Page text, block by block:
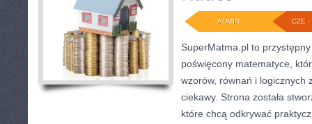
CZE -
ADMIN
SuperMatma.pl to
poświęcony matematyce,
wzorów, równań i logicznych
ciekawy. Strona została
które chcą odkrywać